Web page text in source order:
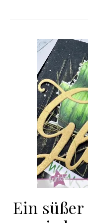
Ein